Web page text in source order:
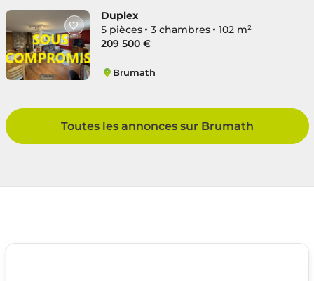
Duplex
5 pièces
3 chambres
102 m²
209 500 €
Brumath
Toutes les annonces sur Brumath